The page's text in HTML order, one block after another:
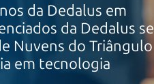
da Dedalus em
da Dedalus se
Nuvens do Triângulo
em tecnologia